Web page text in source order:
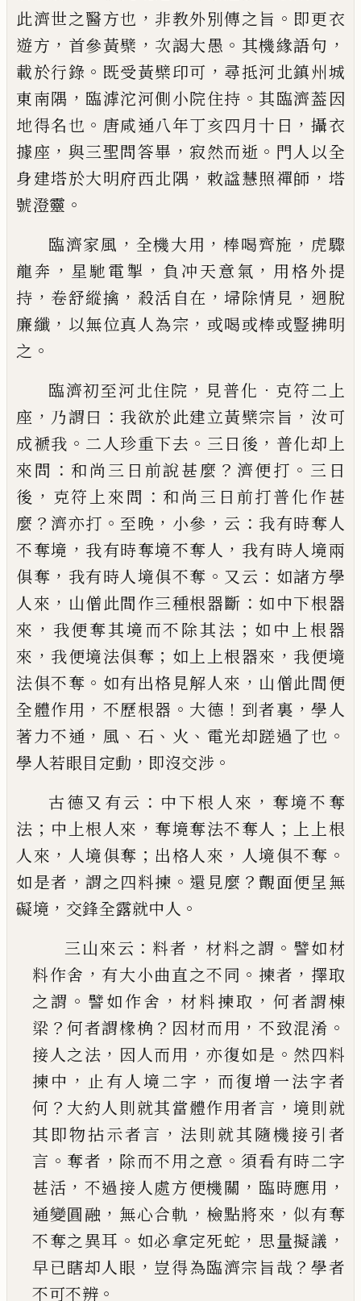
此濟世之醫方也 ， 非教外別傳之旨 。 即更衣
遊方 ， 首參黃檗 ， 次謁大愚 。 其機緣語句 ，
載於行錄 。 既受黃檗印可 ， 尋抵河北鎮州城
東南隅 ， 臨滹沱河側小院住持 。其臨濟葢因
地得名也 。 唐咸通八年丁亥四月十日 ， 攝衣
據座 ， 與三聖問答畢 ， 寂然而逝 。 門人以全
身建塔於大明府西北隅 ， 敕諡慧照禪師 ， 塔
號澄靈 。
臨濟家風 ， 全機大用 ，棒喝齊施 ， 虎驟
龍奔 ， 星馳電掣 ， 負冲天意氣 ， 用格外提
持 ， 卷舒縱擒 ， 殺活自在 ，埽除情見 ， 迥脫
廉纖 ， 以無位真人為宗 ， 或喝或棒或豎拂明
之 。
臨濟初至河北住院 ， 見普化 ． 克符二上
座 ， 乃謂曰 ： 我欲於此建立黃檗宗旨 ， 汝可
成褫我 。 二人珍重下去 。 三日後 ， 普化却上
來問 ： 和尚三日前說甚麼 ？ 濟便打 。 三日
後 ， 克符上來問 ： 和尚三日前打普化作甚
麼 ？ 濟亦打 。 至晚 ， 小參 ， 云 ： 我有時奪人
不奪境 ， 我有時奪境不奪人 ， 我有時人境兩
俱奪 ， 我有時人境俱不奪 。 又云 ： 如諸方學
人來 ， 山僧此間作三種根器斷 ： 如中下根器
來 ， 我便奪其境而不除其法 ； 如中上根器
來 ， 我便境法俱奪 ； 如上上根器來 ， 我便境
法俱不奪 。 如有出格見解人來 ， 山僧此間便
全體作用 ， 不歷根器 。 大德 ！ 到者裏 ，學人
著力不通 ， 風 、 石 、 火 、 電光却蹉過了也 。
學人若眼目定動 ， 即沒交涉 。
古德又有云 ： 中下根 人來 ， 奪境不奪
法 ； 中上根人來 ， 奪境奪法不奪人 ； 上 上根
人來 ， 人境俱奪 ； 出格人來 ， 人境俱不奪 。
如是者 ，謂之四料揀 。 還見麼 ？ 覿面便呈無
礙境 ， 交鋒全露就中人 。
三山來云 ： 料者 ， 材料之謂 。 譬如材
料作舍 ， 有大小曲直之不同 。 揀者 ， 擇取
之謂 。 譬如作舍 ， 材料揀取 ， 何者謂棟
梁 ？何者謂椽桷 ？ 因材而用 ，不致混淆 。
接人之法 ， 因人而用 ，亦復如是 。 然四料
揀中 ， 止有人境二字 ， 而復增一法字者
何 ？ 大約人則就其當體作用者言 ，境則就
其即物拈示者言 ， 法則就其隨機接引者
言 。 奪者 ， 除而不用之意 。 須看有時二字
甚活 ， 不過接人處方便機關 ， 臨時應用 ，
通變圓融 ， 無心合軌 ， 檢點將來 ，似有奪
不奪之異耳 。 如必拿定死蛇 ， 思量擬議 ，
早已瞎却人眼 ， 豈得為臨濟宗旨哉 ？ 學者
不可不辨 。